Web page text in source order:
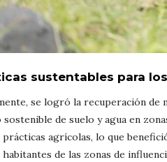
sustentables para
se logró la recuperación de
sostenible de suelo y agua en
prácticas agrícolas, lo que
habitantes de las zonas de